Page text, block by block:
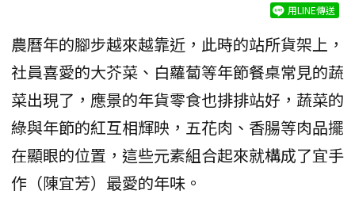
用LINE傳送
農曆年的腳步越來越靠近，此時的站所貨架上，
社員喜愛的大芥菜、白蘿蔔等年節餐桌常見的蔬
菜出現了，應景的年貨零食也排排站好，蔬菜的
綠與年節的紅互相輝映，五花肉、香腸等肉品擺
在顯眼的位置，這些元素組合起來就構成了宜手
作（陳宜芳）最愛的年味。